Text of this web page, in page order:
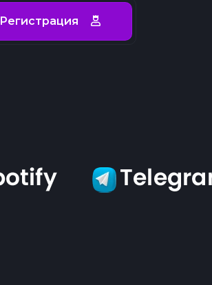
Регистрация